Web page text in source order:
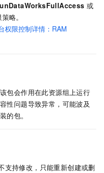
或
略。
权限控制详情：RAM
包会作用在此资源组上运行
性问题导致异常，可能波及
的包。
支持修改，只能重新创建或删